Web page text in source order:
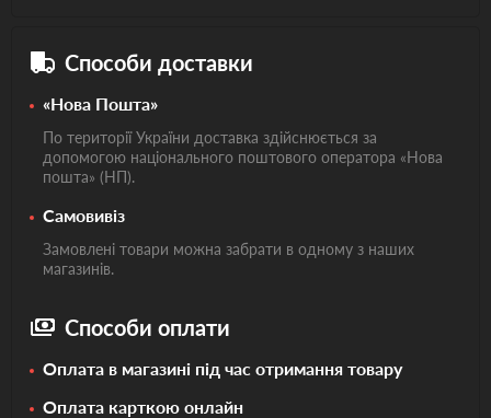
Способи доставки
«Нова Пошта»
По території України доставка здійснюється за
допомогою національного поштового оператора «Нова
пошта» (НП).
Самовивіз
Замовлені товари можна забрати в одному з наших
магазинів.
Способи оплати
Оплата в магазині під час отримання товару
Оплата карткою онлайн